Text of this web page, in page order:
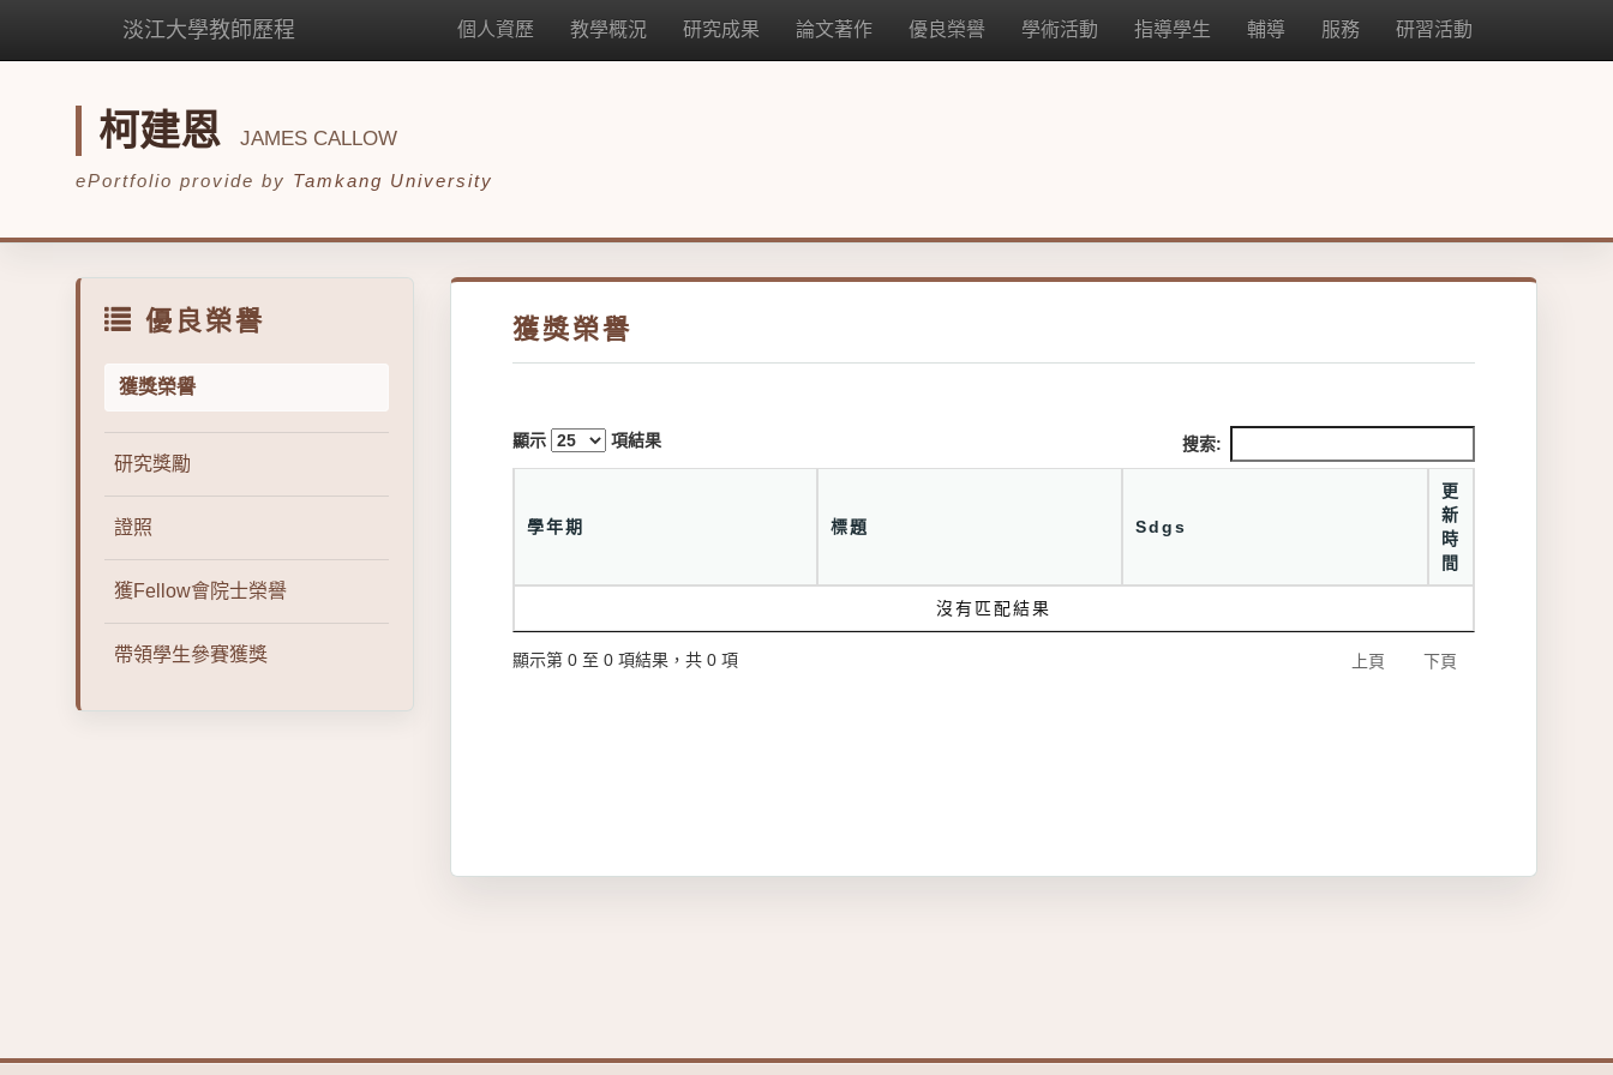
淡江大學教師歷程 個人資歷 教學概況 研究成果 論文著作 優良榮譽 學術活動 指導學生 輔導 服務 研習活動
柯建恩 JAMES CALLOW
ePortfolio provide by Tamkang University
優良榮譽
獲獎榮譽
研究獎勵
證照
獲Fellow會院士榮譽
帶領學生參賽獲獎
獲獎榮譽
顯示 項結果 搜索:
學年期 標題 Sdgs
更
新
時
間
沒有匹配結果
顯示第 0 至 0 項結果，共 0 項 上頁 下頁